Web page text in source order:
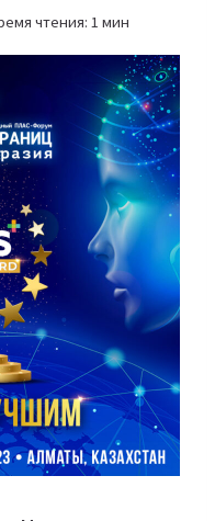
чтения: 1 мин